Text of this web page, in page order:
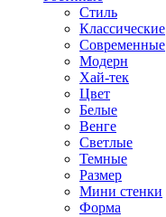
Стиль
Классические
Современные
Модерн
Хай-тек
Цвет
Белые
Венге
Светлые
Темные
Размер
Мини стенки
Форма